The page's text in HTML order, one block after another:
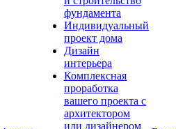
фундамента
Индивидуальный
проект дома
Дизайн
интерьера
Комплексная
проработка
вашего проекта с
архитектором
или дизайнером